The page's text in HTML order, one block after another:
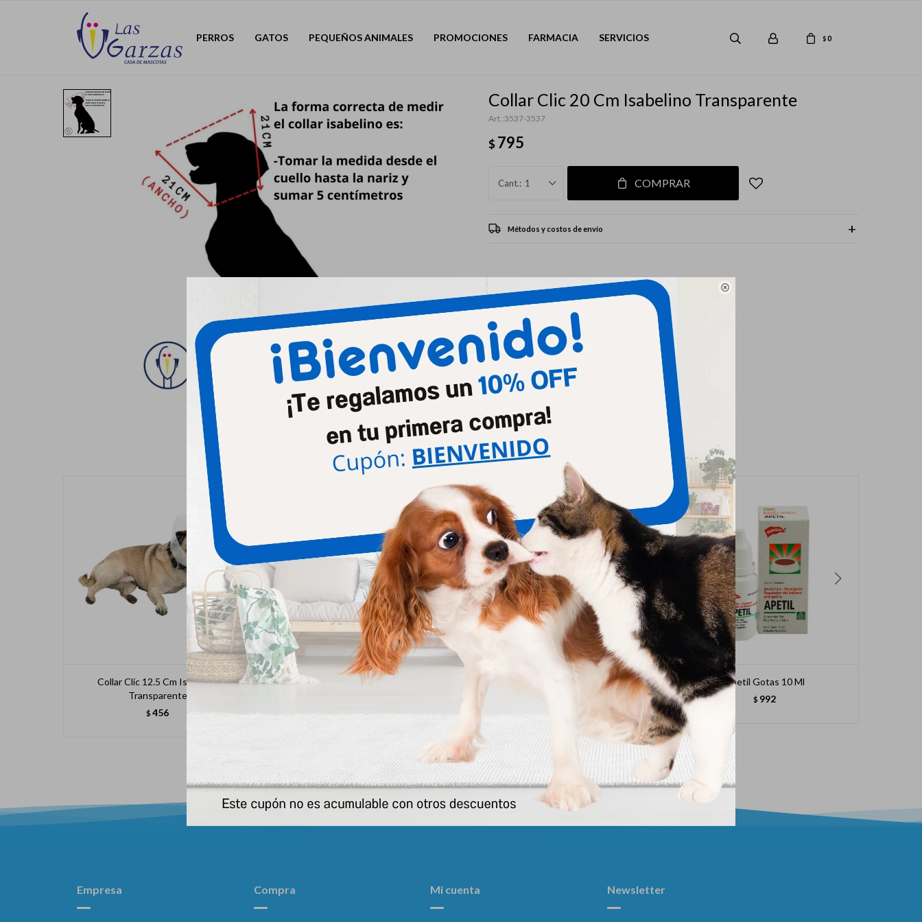

PERROS GATOS PEQUEÑOS ANIMALES PROMOCIONES FARMACIA SERVICIOS $0
Collar Clic 20 Cm Isabelino Transparente
3537-3537
$795
1 COMPRAR
Métodos y costos de envío
Productos que te pueden interesar
Collar Clic 12.5 Cm Isabelino
Transparente
$ 456
Pet Milk * 100 Grs Apetil Gotas 10 Ml
$ 992
Empresa Compra Mi cuenta Newsletter